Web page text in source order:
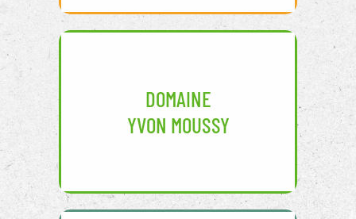
DOMAINE
YVON MOUSSY